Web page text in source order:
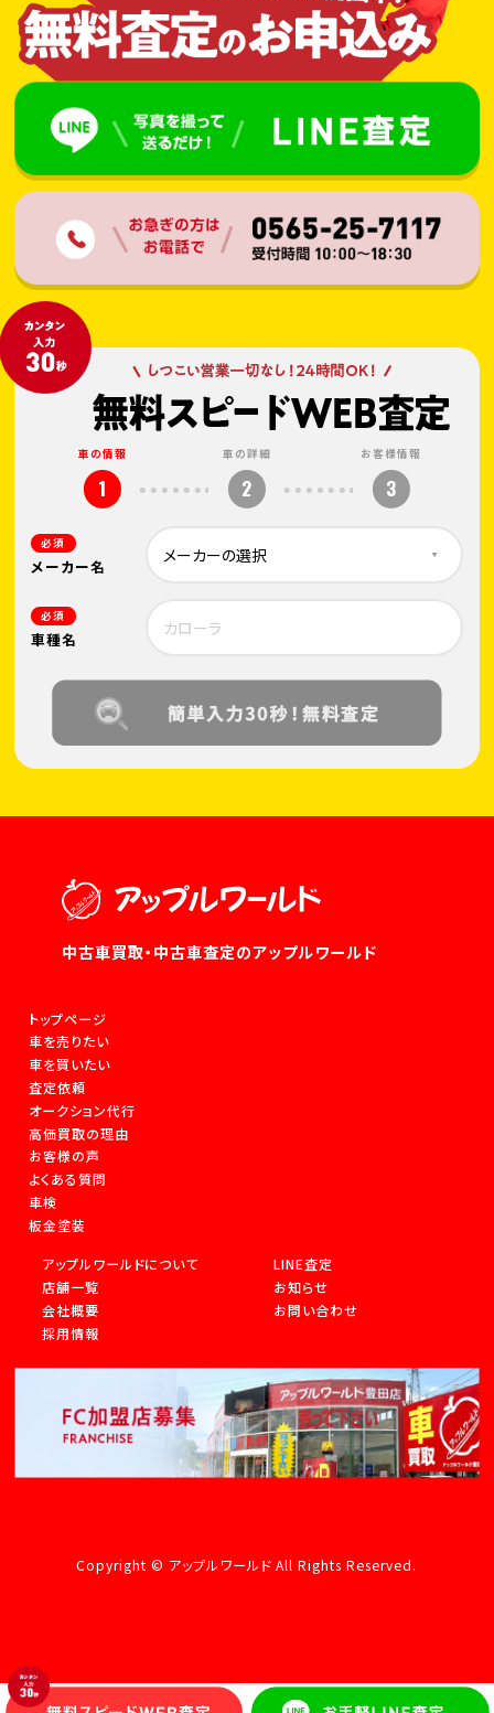
車の情報
1
車の詳細
2
お客様情報
3
必須
メーカー名
必須
車種名
中古車買取・中古車査定のアップルワールド
トップページ
車を売りたい
車を買いたい
査定依頼
オークション代行
高価買取の理由
お客様の声
よくある質問
車検
板金塗装
アップルワールドについて
店舗一覧
会社概要
採用情報
LINE査定
お知らせ
お問い合わせ
Copyright © アップルワールド All Rights Reserved.